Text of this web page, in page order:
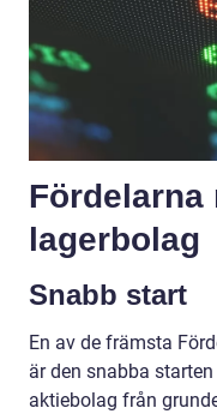
Fördelarna
lagerbolag
Snabb start
En av de främsta
är den snabba
aktiebolag från